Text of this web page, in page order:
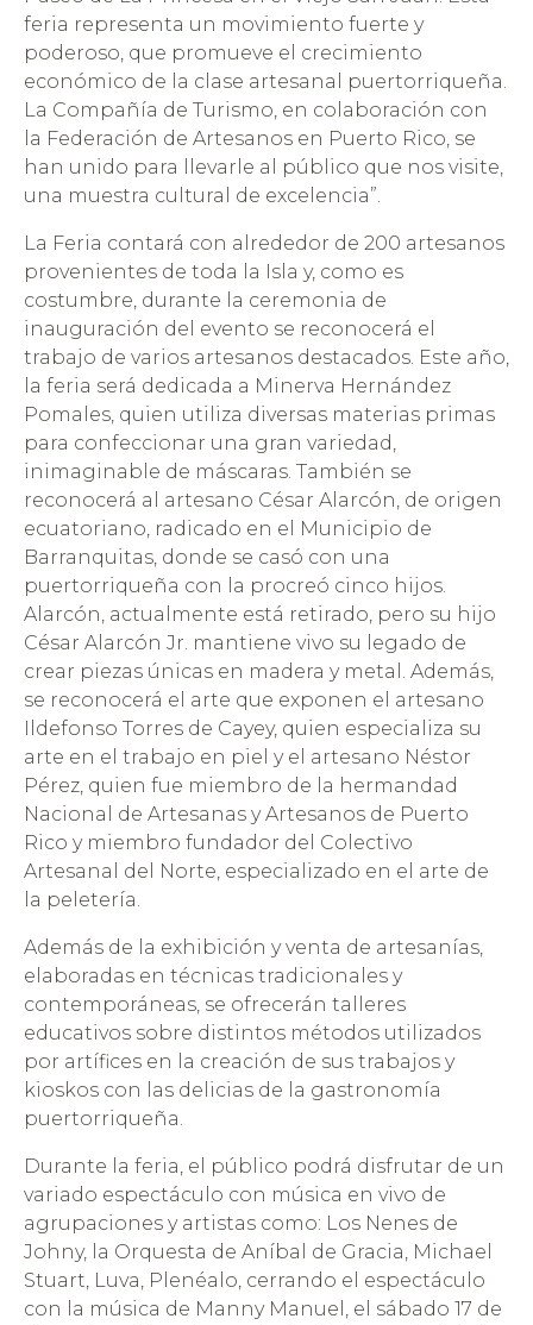
feria representa un movimiento fuerte y
poderoso, que promueve el crecimiento
económico de la clase artesanal puertorriqueña.
La Compañía de Turismo, en colaboración con
la Federación de Artesanos en Puerto Rico, se
han unido para llevarle al público que nos visite,
una muestra cultural de excelencia”.
La Feria contará con alrededor de 200 artesanos
provenientes de toda la Isla y, como es
costumbre, durante la ceremonia de
inauguración del evento se reconocerá el
trabajo de varios artesanos destacados. Este año,
la feria será dedicada a Minerva Hernández
Pomales, quien utiliza diversas materias primas
para confeccionar una gran variedad,
inimaginable de máscaras. También se
reconocerá al artesano César Alarcón, de origen
ecuatoriano, radicado en el Municipio de
Barranquitas, donde se casó con una
puertorriqueña con la procreó cinco hijos.
Alarcón, actualmente está retirado, pero su hijo
César Alarcón Jr. mantiene vivo su legado de
crear piezas únicas en madera y metal. Además,
se reconocerá el arte que exponen el artesano
Ildefonso Torres de Cayey, quien especializa su
arte en el trabajo en piel y el artesano Néstor
Pérez, quien fue miembro de la hermandad
Nacional de Artesanas y Artesanos de Puerto
Rico y miembro fundador del Colectivo
Artesanal del Norte, especializado en el arte de
la peletería.
Además de la exhibición y venta de artesanías,
elaboradas en técnicas tradicionales y
contemporáneas, se ofrecerán talleres
educativos sobre distintos métodos utilizados
por artífices en la creación de sus trabajos y
kioskos con las delicias de la gastronomía
puertorriqueña.
Durante la feria, el público podrá disfrutar de un
variado espectáculo con música en vivo de
agrupaciones y artistas como: Los Nenes de
Johny, la Orquesta de Aníbal de Gracia, Michael
Stuart, Luva, Plenéalo, cerrando el espectáculo
con la música de Manny Manuel, el sábado 17 de